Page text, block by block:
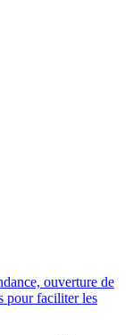
ouverture de
pour faciliter les